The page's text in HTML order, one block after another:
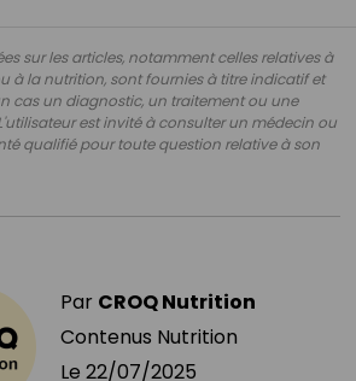
sur les articles, notamment celles relatives à
à la nutrition, sont fournies à titre indicatif et
cas un diagnostic, un traitement ou une
est invité à consulter un médecin ou
qualifié pour toute question relative à son
Par CROQ Nutrition
Contenus Nutrition
Le 22/07/2025